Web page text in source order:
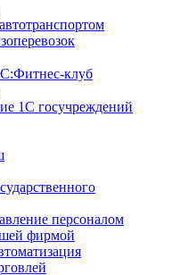
клуб
1С госучреждений
персоналом
фирмой